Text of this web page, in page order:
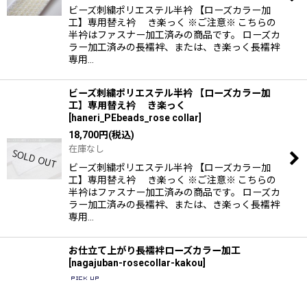
ビーズ刺繍ポリエステル半衿 【ローズカラー加
工】専用替え衿 き楽っく ※ご注意※ こちらの
半衿はファスナー加工済みの商品です。 ローズカ
ラー加工済みの長襦袢、または、き楽っく長襦袢
専用…
ビーズ刺繍ポリエステル半衿 【ローズカラー加
工】専用替え衿 き楽っく
haneri_PEbeads_rose collar
18,700円(税込)
在庫なし
ビーズ刺繍ポリエステル半衿 【ローズカラー加
工】専用替え衿 き楽っく ※ご注意※ こちらの
半衿はファスナー加工済みの商品です。 ローズカ
ラー加工済みの長襦袢、または、き楽っく長襦袢
専用…
お仕立て上がり長襦袢ローズカラー加工
nagajuban-rosecollar-kakou